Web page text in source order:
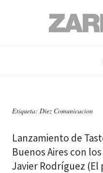
Etiqueta: Diez Comunicacion
Lanzamiento de
Buenos Aires con
Javier Rodríguez (El